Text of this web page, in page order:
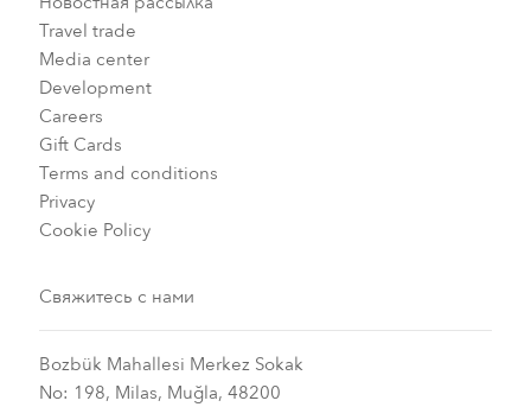
Travel trade
Media center
Development
Careers
Gift Cards
Terms and conditions
Privacy
Cookie Policy
Свяжитесь с нами
Bozbük Mahallesi Merkez Sokak
No: 198, Milas, Muğla, 48200